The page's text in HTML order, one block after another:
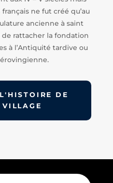
ne fut créé qu’au
ancienne à saint
rattacher la fondation
à l’Antiquité tardive ou
DE
VILLAGE